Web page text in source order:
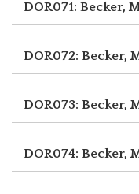
DOR071: Becker,
DOR072: Becker,
DOR073: Becker,
DOR074: Becker,